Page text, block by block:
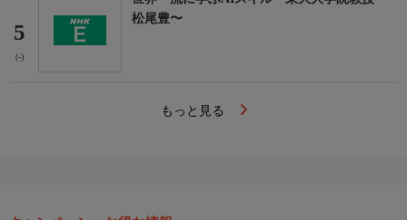
5
(-)
松尾豊〜
もっと見る